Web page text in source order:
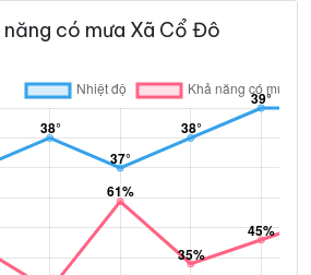
có mưa Xã Cổ Đô